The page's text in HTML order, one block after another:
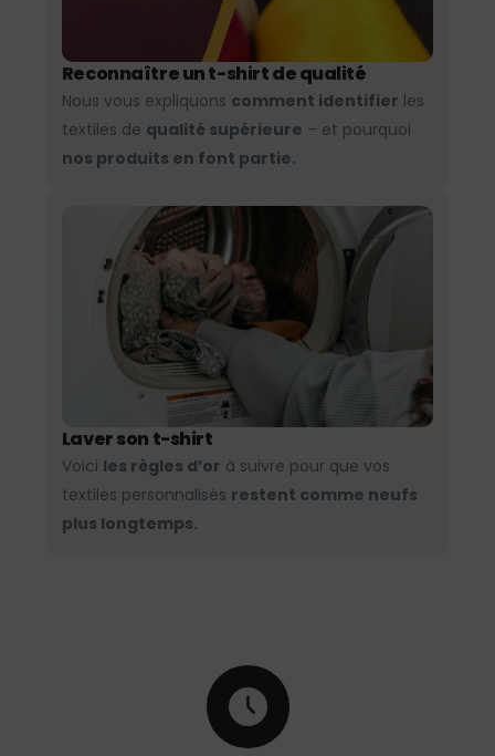
Reconnaître un t-shirt de qualité
Nous vous expliquons comment identifier les
textiles de qualité supérieure – et pourquoi
nos produits en font partie.
Laver son t-shirt
Voici les règles d’or à suivre pour que vos
textiles personnalisés restent comme neufs
plus longtemps.